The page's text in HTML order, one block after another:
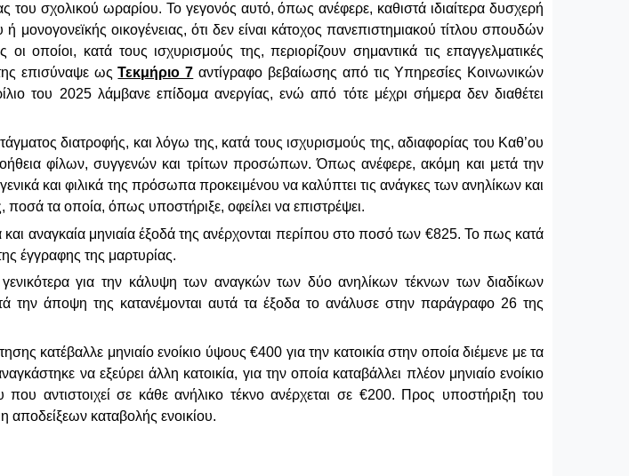
του σχολικού ωραρίου. Το γεγονός αυτό, όπως ανέφερε, καθιστά ιδιαίτερα δυσχερή
μονογονεϊκής οικογένειας, ότι δεν είναι κάτοχος πανεπιστημιακού τίτλου σπουδών
οποίοι, κατά τους ισχυρισμούς της, περιορίζουν σημαντικά τις επαγγελματικές
επισύναψε ωςΤεκμήριο 7 αντίγραφο βεβαίωσης από τις Υπηρεσίες Κοινωνικών
του 2025 λάμβανε επίδομα ανεργίας, ενώ από τότε μέχρι σήμερα δεν διαθέτει
διατροφής, και λόγω της, κατά τους ισχυρισμούς της, αδιαφορίας του Καθ’ου
φίλων, συγγενών και τρίτων προσώπων. Όπως ανέφερε, ακόμη και μετά την
και φιλικά της πρόσωπα προκειμένου να καλύπτει τις ανάγκες των ανηλίκων και
τα οποία, όπως υποστήριξε, οφείλει να επιστρέψει.
αναγκαία μηνιαία έξοδά της ανέρχονται περίπου στο ποσό των €825. Το πως κατά
έγγραφης της μαρτυρίας.
για την κάλυψη των αναγκών των δύο ανηλίκων τέκνων των διαδίκων
την άποψη της κατανέμονται αυτά τα έξοδα το ανάλυσε στην παράγραφο 26 της
κατέβαλλε μηνιαίο ενοίκιο ύψους €400 για την κατοικία στην οποία διέμενε με τα
να εξεύρει άλλη κατοικία, για την οποία καταβάλλει πλέον μηνιαίο ενοίκιο
αντιστοιχεί σε κάθε ανήλικο τέκνο ανέρχεται σε €200. Προς υποστήριξη του
καταβολής ενοικίου.